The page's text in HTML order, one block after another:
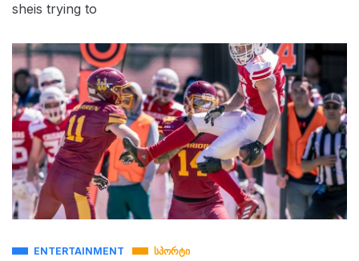
sheis trying to
ENTERTAINMENT ᲡᲞᲝᲠᲢᲘ